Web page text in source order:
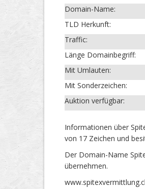
Domain-Name:
TLD Herkunft:
Traffic:
Länge Domainbegriff:
Mit Umlauten:
Mit Sonderzeichen:
Auktion verfügbar:
Informationen über
von 17 Zeichen und
Der Domain-Name
übernehmen.